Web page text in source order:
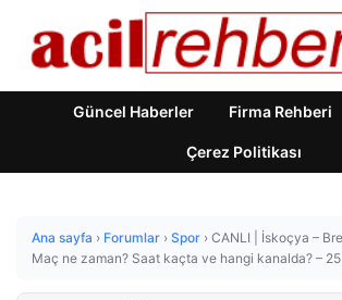
Güncel Haberler Firma Rehberi
Çerez Politikası
Ana sayfa › Forumlar › Spor › CANLI | İskoçya –
Maç ne zaman? Saat kaçta ve hangi kanalda? –